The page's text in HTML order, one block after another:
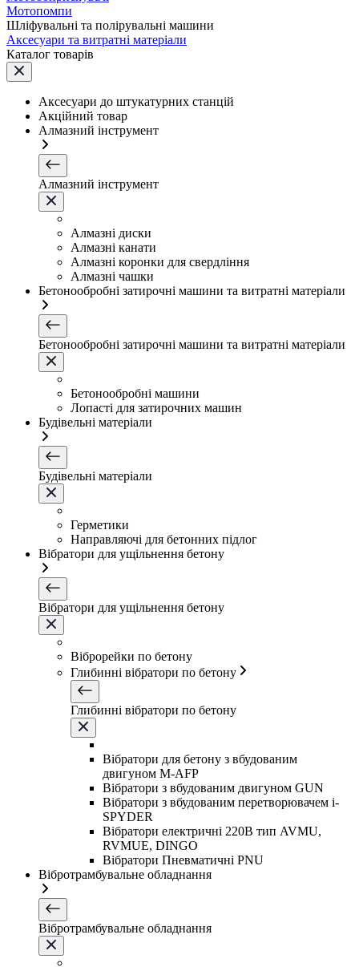
Мотопомпи
Шліфувальні та полірувальні машини
Аксесуари та витратні матеріали
Каталог товарів
Аксесуари до штукатурних станцій
Акційний товар
Алмазний інструмент
Алмазний інструмент
Алмазні диски
Алмазні канати
Алмазні коронки для свердління
Алмазні чашки
Бетонообробні затирочні машини та витратні матеріали
Бетонообробні затирочні машини та витратні матеріали
Бетонообробні машини
Лопасті для затирочних машин
Будівельні матеріали
Будівельні матеріали
Герметики
Направляючі для бетонних підлог
Вібратори для ущільнення бетону
Вібратори для ущільнення бетону
Віброрейки по бетону
Глибинні вібратори по бетону
Глибинні вібратори по бетону
Вібратори для бетону з вбудованим
двигуном M-AFP
Вібратори з вбудованим двигуном GUN
Вібратори з вбудованим перетворювачем i-
SPYDER
Вібратори електричні 220B тип AVMU,
RVMUE, DINGO
Вібратори Пневматичні PNU
Вібротрамбувальне обладнання
Вібротрамбувальне обладнання